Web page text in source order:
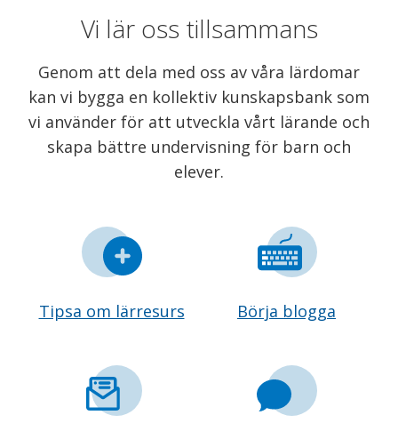
Vi lär oss tillsammans
Genom att dela med oss av våra lärdomar
kan vi bygga en kollektiv kunskapsbank som
vi använder för att utveckla vårt lärande och
skapa bättre undervisning för barn och
elever.
Tipsa om lärresurs Börja blogga